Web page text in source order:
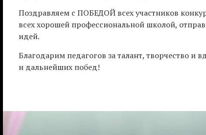
Поздравляем с ПОБЕДОЙ всех участников
всех хорошей профессиональной школой,
идей.
Благодарим педагогов за талант, творчество и
и дальнейших побед!